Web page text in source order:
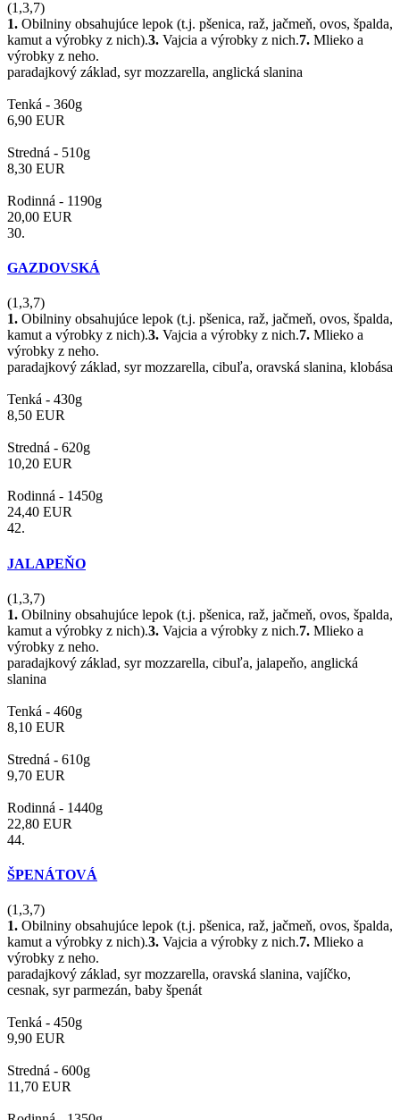
(1,3,7)
1. Obilniny obsahujúce lepok (t.j. pšenica, raž, jačmeň, ovos, špalda,
kamut a výrobky z nich).3. Vajcia a výrobky z nich.7. Mlieko a
výrobky z neho.
paradajkový základ, syr mozzarella, anglická slanina
Tenká - 360g
6,90 EUR
Stredná - 510g
8,30 EUR
Rodinná - 1190g
20,00 EUR
30.
GAZDOVSKÁ
(1,3,7)
1. Obilniny obsahujúce lepok (t.j. pšenica, raž, jačmeň, ovos, špalda,
kamut a výrobky z nich).3. Vajcia a výrobky z nich.7. Mlieko a
výrobky z neho.
paradajkový základ, syr mozzarella, cibuľa, oravská slanina, klobása
Tenká - 430g
8,50 EUR
Stredná - 620g
10,20 EUR
Rodinná - 1450g
24,40 EUR
42.
JALAPEŇO
(1,3,7)
1. Obilniny obsahujúce lepok (t.j. pšenica, raž, jačmeň, ovos, špalda,
kamut a výrobky z nich).3. Vajcia a výrobky z nich.7. Mlieko a
výrobky z neho.
paradajkový základ, syr mozzarella, cibuľa, jalapeňo, anglická
slanina
Tenká - 460g
8,10 EUR
Stredná - 610g
9,70 EUR
Rodinná - 1440g
22,80 EUR
44.
ŠPENÁTOVÁ
(1,3,7)
1. Obilniny obsahujúce lepok (t.j. pšenica, raž, jačmeň, ovos, špalda,
kamut a výrobky z nich).3. Vajcia a výrobky z nich.7. Mlieko a
výrobky z neho.
paradajkový základ, syr mozzarella, oravská slanina, vajíčko,
cesnak, syr parmezán, baby špenát
Tenká - 450g
9,90 EUR
Stredná - 600g
11,70 EUR